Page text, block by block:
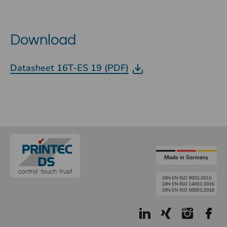
Download
Datasheet 16T-ES 19 (PDF)